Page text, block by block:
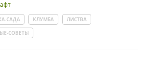
САДА КЛУМБА
ЛИСТВА
СОВЕТЫ